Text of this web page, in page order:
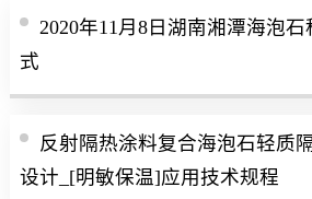
2020年11月8日湖南湘潭海泡
式
反射隔热涂料复合海泡石轻质
设计_[明敏保温]应用技术规程